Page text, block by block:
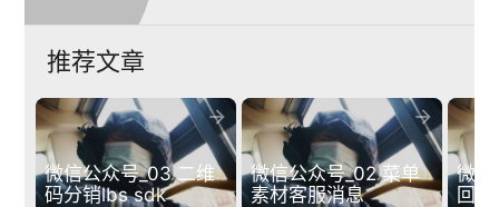
推荐文章
微信公众号_03 二维
码分销lbs sdk

微信公众号_02 菜单
素材客服消息

微信
回复